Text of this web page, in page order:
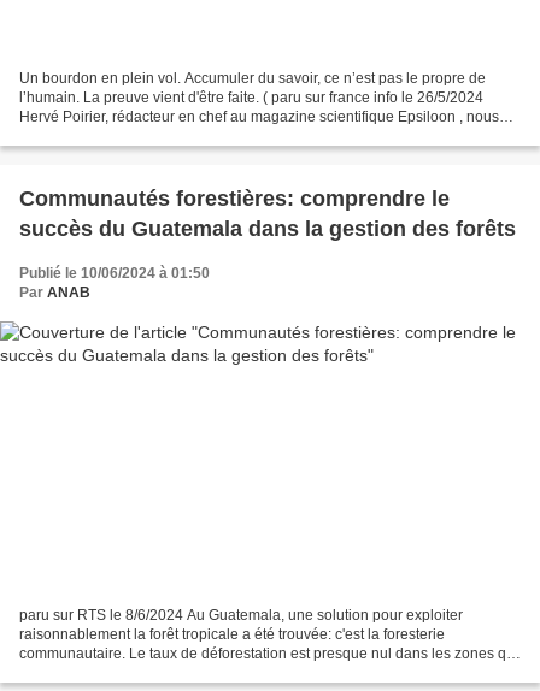
Un bourdon en plein vol. Accumuler du savoir, ce n’est pas le propre de
l’humain. La preuve vient d'être faite. ( paru sur france info le 26/5/2024
Hervé Poirier, rédacteur en chef au magazine scientifique Epsiloon , nous
Communautés forestières: comprendre le
succès du Guatemala dans la gestion des forêts
Publié le 10/06/2024 à 01:50
Par ANAB
paru sur RTS le 8/6/2024 Au Guatemala, une solution pour exploiter
raisonnablement la forêt tropicale a été trouvée: c'est la foresterie
communautaire. Le taux de déforestation est presque nul dans les zones qui